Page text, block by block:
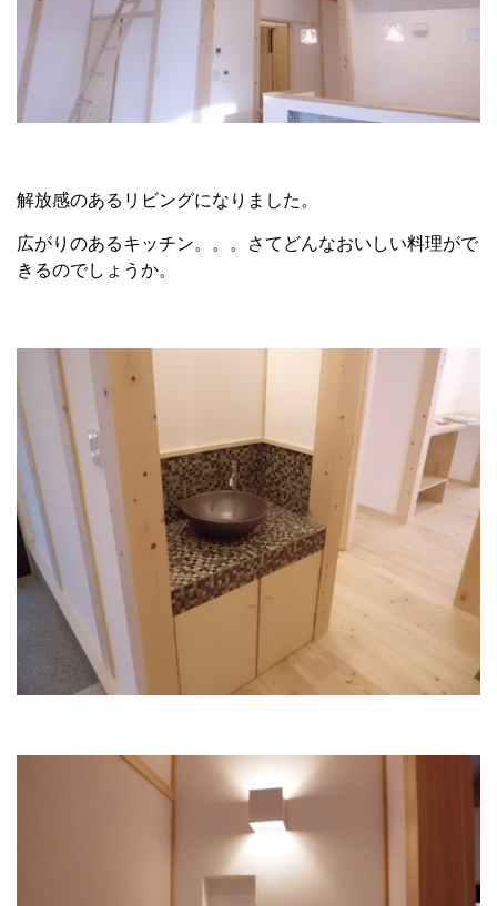
解放感のあるリビングになりました。
広がりのあるキッチン。。。さてどんなおいしい料理がで
きるのでしょうか。